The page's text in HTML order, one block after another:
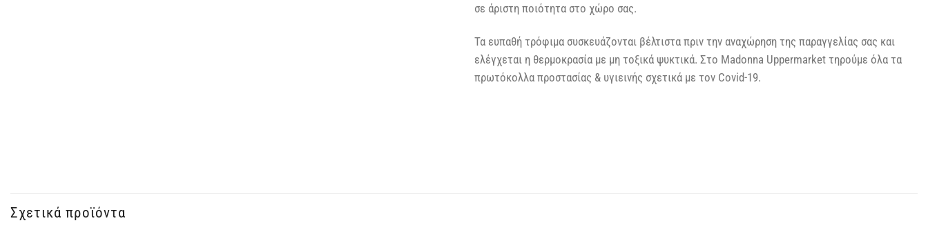
σε άριστη ποιότητα στο χώρο σας.
Τα ευπαθή τρόφιμα συσκευάζονται βέλτιστα πριν την αναχώρηση της παραγγελίας σας και
ελέγχεται η θερμοκρασία με μη τοξικά ψυκτικά. Στο Madonna Uppermarket τηρούμε όλα τα
πρωτόκολλα προστασίας & υγιεινής σχετικά με τον Covid-19.
Σχετικά προϊόντα